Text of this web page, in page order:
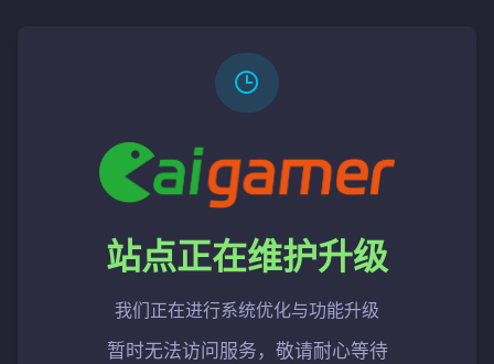
站点正在维护升级
我们正在进行系统优化与功能升级
暂时无法访问服务，敬请耐心等待